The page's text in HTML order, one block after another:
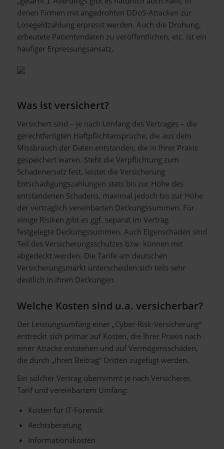
denen Firmen mit angedrohten DDoS-Attacken zur
Lösegeldzahlung erpresst werden. Auch die Drohung,
erbeutete Patientendaten zu veröffentlichen, etc. ist ein
häufiger Erpressungsansatz.
Was ist versichert?
Versichert sind – je nach Umfang des Vertrages – die
gerechtfertigten Haftpflichtansprüche, die aus dem
Missbrauch der Daten entstanden, die in Ihrer Praxis
gespeichert waren. Steht die Verpflichtung zum
Schadenersatz fest, leistet die Versicherung
Entschädigungszahlungen stets bis zur Höhe des
entstandenen Schadens, maximal jedoch bis zur Höhe
der vertraglich vereinbarten Deckungssummen. Für
einige Risiken gibt es ggf. separat im Vertrag
festgelegte Deckungssummen. Auch Eigenschäden sind
Teil des Versicherungsschutzes bzw. können mit
abgedeckt werden. Die Tarife am deutschen
Versicherungsmarkt unterscheiden sich teils sehr
deutlich in ihren Deckungen.
Welche Kosten sind u.a. versicherbar?
Der Leistungsumfang einer „Cyber-Risk-Versicherung“
erstreckt sich primär auf Kosten, die Ihrer Praxis nach
einer Attacke entstehen und auf Vermögensschäden,
die durch „Ihren Beitrag“ Dritten zugefügt werden.
Ein solcher Vertrag übernimmt je nach Versicherer,
Tarif und vereinbartem Umfang:
Kosten für IT-Forensik
Rechtsberatung
Informationskosten